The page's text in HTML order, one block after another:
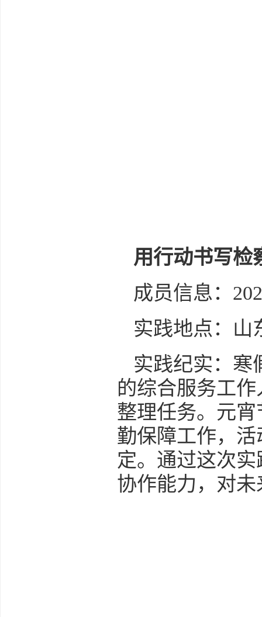
用行动书写检
成员信息：
实践地点：山
实践纪实：寒
的综合服务工
整理任务。元
勤保障工作，
定。通过这次
协作能力，对